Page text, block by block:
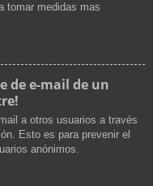
tomar medidas mas
de e-mail de un
a otros usuarios a través
Esto es para prevenir el
anónimos.